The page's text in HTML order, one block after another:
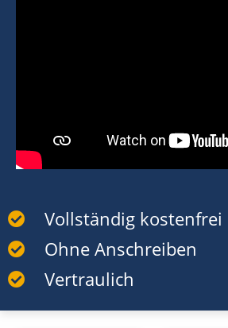
Vollständig kostenfrei
Ohne Anschreiben
Vertraulich